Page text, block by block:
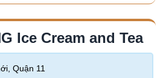
Ice Cream and Tea
Quận 11